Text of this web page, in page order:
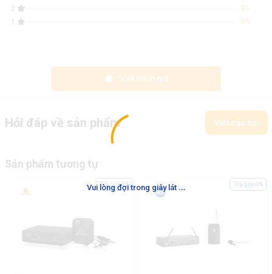
Vui lòng đợi trong giây lát ...
2
0%
1
0%
Viết đánh giá
Hỏi đáp về sản phẩm Viết câu hỏi
Sản phẩm tương tự
Trả góp 0% Trả góp 0%